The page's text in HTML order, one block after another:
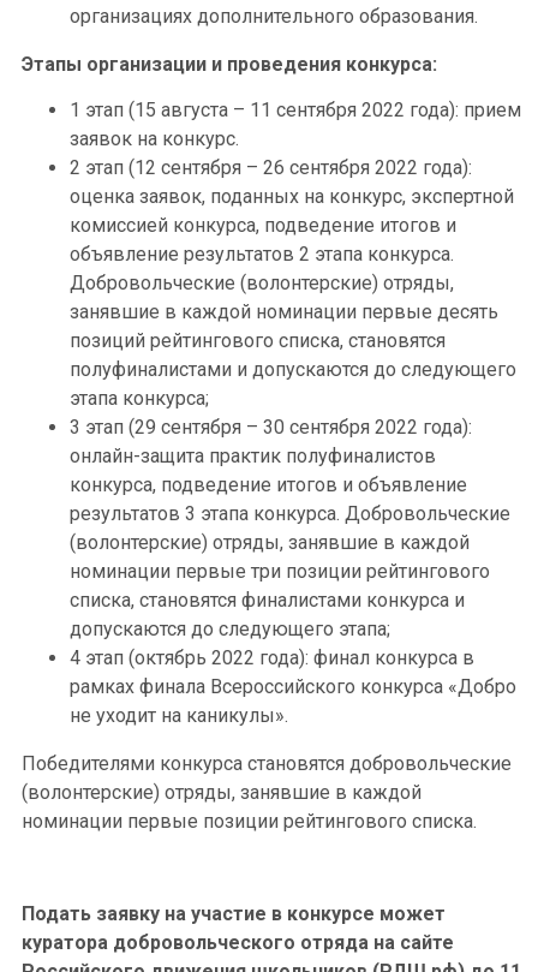
организациях дополнительного образования.
Этапы организации и проведения конкурса:
1 этап (15 августа – 11 сентября 2022 года): прием
заявок на конкурс.
2 этап (12 сентября – 26 сентября 2022 года):
оценка заявок, поданных на конкурс, экспертной
комиссией конкурса, подведение итогов и
объявление результатов 2 этапа конкурса.
Добровольческие (волонтерские) отряды,
занявшие в каждой номинации первые десять
позиций рейтингового списка, становятся
полуфиналистами и допускаются до следующего
этапа конкурса;
3 этап (29 сентября – 30 сентября 2022 года):
онлайн-защита практик полуфиналистов
конкурса, подведение итогов и объявление
результатов 3 этапа конкурса. Добровольческие
(волонтерские) отряды, занявшие в каждой
номинации первые три позиции рейтингового
списка, становятся финалистами конкурса и
допускаются до следующего этапа;
4 этап (октябрь 2022 года): финал конкурса в
рамках финала Всероссийского конкурса «Добро
не уходит на каникулы».
Победителями конкурса становятся добровольческие
(волонтерские) отряды, занявшие в каждой
номинации первые позиции рейтингового списка.
Подать заявку на участие в конкурсе может
куратора добровольческого отряда на сайте